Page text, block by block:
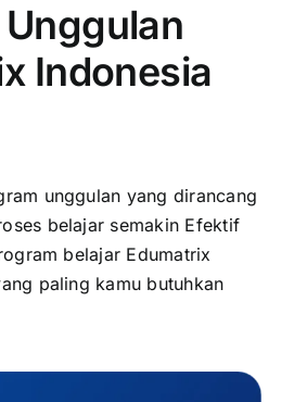
Indonesia
unggulan yang dirancang
belajar semakin Efektif
belajar Edumatrix
paling kamu butuhkan